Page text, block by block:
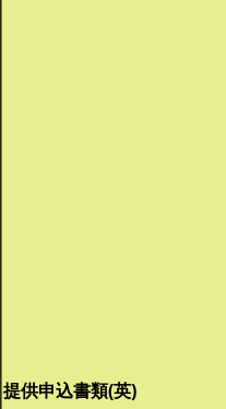
提供申込書類(英)